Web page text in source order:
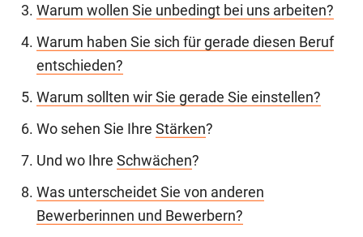
Warum wollen Sie unbedingt bei uns arbeiten?
Warum haben Sie sich für gerade diesen Beruf
entschieden?
Warum sollten wir Sie gerade Sie einstellen?
Wo sehen Sie Ihre Stärken?
Und wo Ihre Schwächen?
Was unterscheidet Sie von anderen
Bewerberinnen und Bewerbern?